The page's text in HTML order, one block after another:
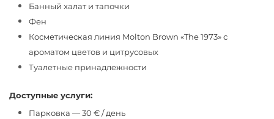
Банный халат и тапочки
Фен
Косметическая линия Molton Brown «The 1973» с
ароматом цветов и цитрусовых
Туалетные принадлежности
Доступные услуги:
Парковка — 30 € / день